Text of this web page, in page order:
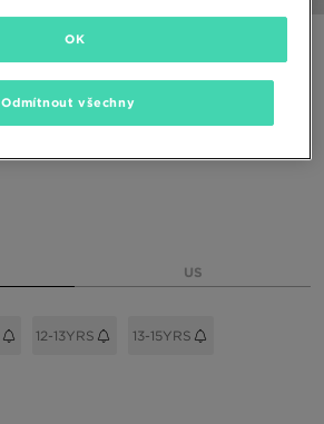
NIKE SPORTSWEAR CLUB BOY
US
12-13YRS 13-15YRS
Odmítnout všechny
OK